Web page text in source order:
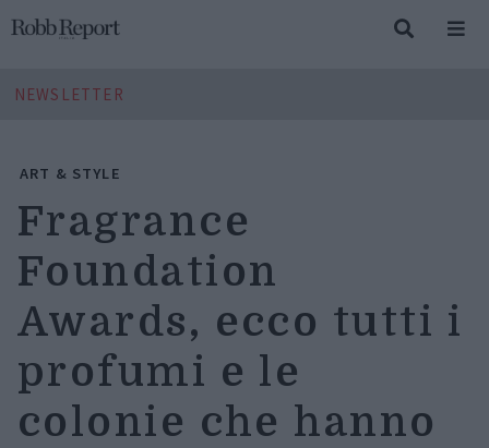
NEWSLETTER
ART & STYLE
Fragrance
Foundation
Awards, ecco tutti i
profumi e le
colonie che hanno